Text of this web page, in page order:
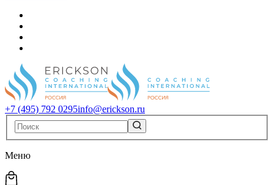
+7 (495) 792 0295info@erickson.ru
Меню